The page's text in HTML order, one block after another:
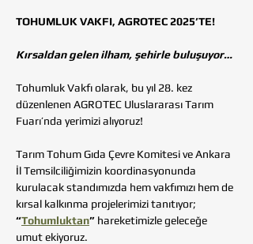
TOHUMLUK VAKFI, AGROTEC 2025’TE!
Kırsaldan gelen ilham, şehirle buluşuyor…
Tohumluk Vakfı olarak, bu yıl 28. kez
düzenlenen AGROTEC Uluslararası Tarım
Fuarı’nda yerimizi alıyoruz!
Tarım Tohum Gıda Çevre Komitesi ve Ankara
İl Temsilciliğimizin koordinasyonunda
kurulacak standımızda hem vakfımızı hem de
kırsal kalkınma projelerimizi tanıtıyor;
“Tohumluktan” hareketimizle geleceğe
umut ekiyoruz.